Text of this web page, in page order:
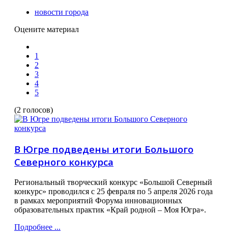
новости города
Оцените материал
1
2
3
4
5
(2 голосов)
В Югре подведены итоги Большого
Северного конкурса
Региональный творческий конкурс «Большой Северный
конкурс» проводился с 25 февраля по 5 апреля 2026 года
в рамках мероприятий Форума инновационных
образовательных практик «Край родной – Моя Югра».
Подробнее ...